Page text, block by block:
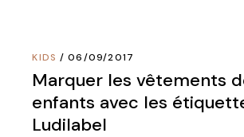
KIDS 06/09/2017
Marquer les vêtements
enfants avec les
Ludilabel